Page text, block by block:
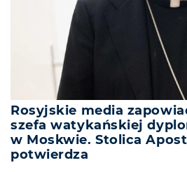
Rosyjskie media
szefa watykańskiej
w Moskwie. Stolica
potwierdza